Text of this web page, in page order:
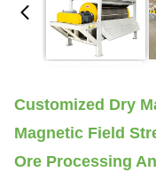
Customized Dry
Magnetic Field
Ore Processing